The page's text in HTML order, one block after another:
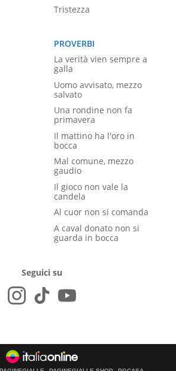
Tristezza
PROVERBI
La verità vien sempre a
galla
Uomo avvisato, mezzo
salvato
Una rondine non fa
primavera
Il mattino ha l'oro in
bocca
Mal comune, mezzo
gaudio
Il gioco non vale la
candela
Al cuor non si comanda
A caval donato non si
guarda in bocca
Seguici su